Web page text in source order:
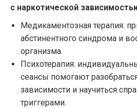
с наркотической
Медикаментозная терапия:
абстинентного синдрома и
организма.
Психотерапия:
сеансы помогают
зависимости и научиться
триггерами.